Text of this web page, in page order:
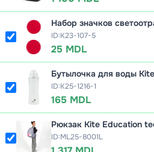
Набор значков
ID:K23-107-5
25 MDL
Бутылочка для воды
ID:K25-1216-1
165 MDL
Рюкзак Kite Education
ID:ML25-8001L